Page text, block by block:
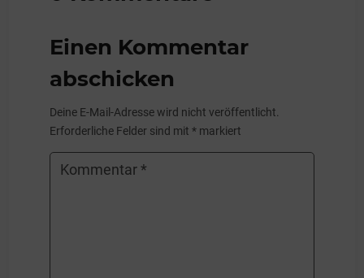
Einen Kommentar
abschicken
Deine E-Mail-Adresse wird nicht veröffentlicht.
Erforderliche Felder sind mit* markiert